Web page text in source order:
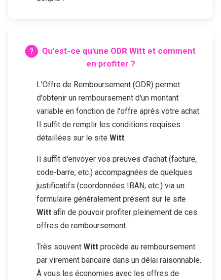
Qu'est-ce qu'une ODR Witt et comment
en profiter ?
L'Offre de Remboursement (ODR) permet
d'obtenir un remboursement d'un montant
variable en fonction de l'offre après votre achat.
Il suffit de remplir les conditions requises
détaillées sur le site Witt.
Il suffit d'envoyer vos preuves d'achat (facture,
code-barre, etc.) accompagnées de quelques
justificatifs (coordonnées IBAN, etc.) via un
formulaire généralement présent sur le site
Witt afin de pouvoir profiter pleinement de ces
offres de remboursement.
Très souvent Witt procède au remboursement
par virement bancaire dans un délai raisonnable.
À vous les économies avec les offres de